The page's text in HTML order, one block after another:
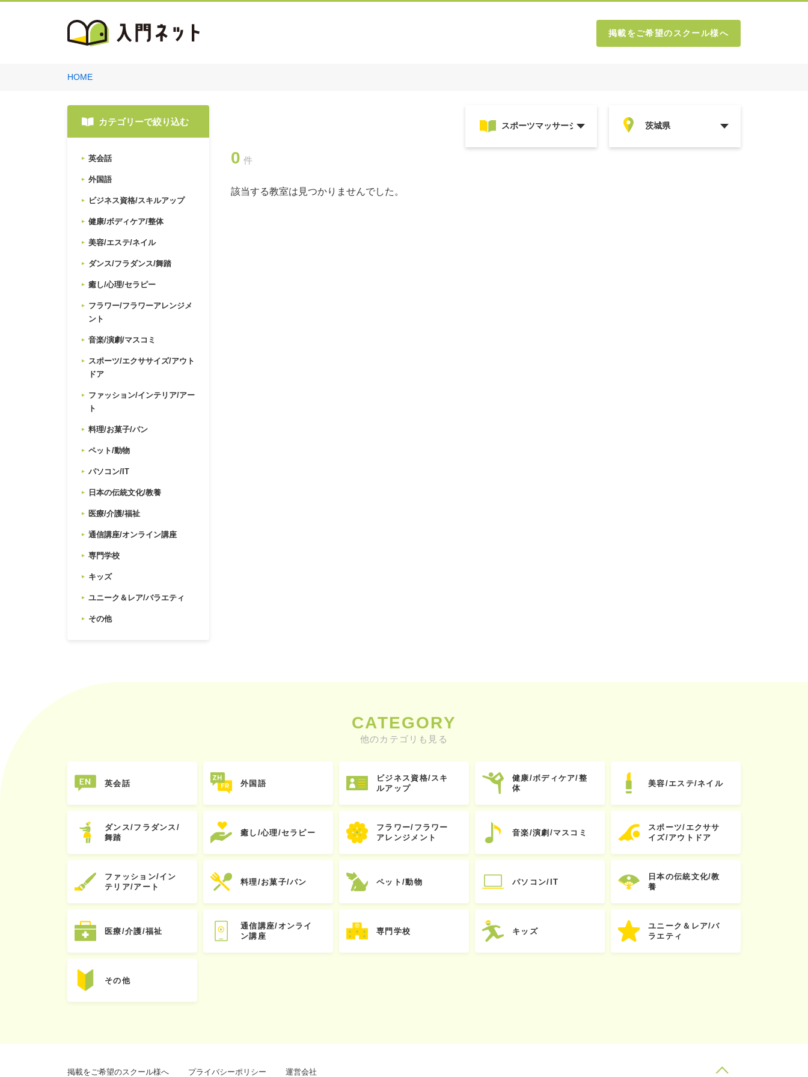
掲載をご希望のスクール様へ
HOME
カテゴリーで絞り込む
英会話
外国語
ビジネス資格/スキルアップ
健康/ボディケア/整体
美容/エステ/ネイル
ダンス/フラダンス/舞踏
癒し/心理/セラピー
フラワー/フラワーアレンジメ
ント
音楽/演劇/マスコミ
スポーツ/エクササイズ/アウト
ドア
ファッション/インテリア/アー
ト
料理/お菓子/パン
ペット/動物
パソコン/IT
日本の伝統文化/教養
医療/介護/福祉
通信講座/オンライン講座
専門学校
キッズ
ユニーク＆レア/バラエティ
その他
0 件
該当する教室は見つかりませんでした。
CATEGORY
他のカテゴリも見る
英会話 外国語
ビジネス資格/スキ
ルアップ
健康/ボディケア/整
体
美容/エステ/ネイル
ダンス/フラダンス/
舞踏
癒し/心理/セラピー
フラワー/フラワー
アレンジメント
音楽/演劇/マスコミ
スポーツ/エクササ
イズ/アウトドア
ファッション/イン
テリア/アート
料理/お菓子/パン ペット/動物 パソコン/IT
日本の伝統文化/教
養
医療/介護/福祉
通信講座/オンライ
ン講座
専門学校 キッズ
ユニーク＆レア/バ
ラエティ
その他
掲載をご希望のスクール様へ プライバシーポリシー 運営会社